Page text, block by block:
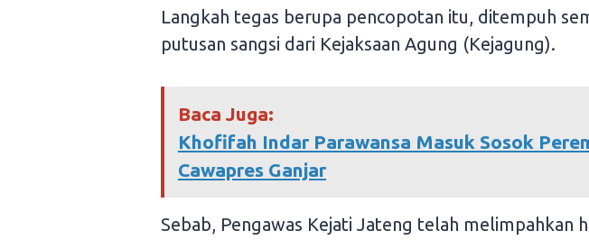
Langkah tegas berupa pencopotan itu, ditempuh
putusan sangsi dari Kejaksaan Agung (Kejagung).
Baca Juga:
Khofifah Indar Parawansa Masuk Sosok
Cawapres Ganjar
Sebab, Pengawas Kejati Jateng telah melimpahkan